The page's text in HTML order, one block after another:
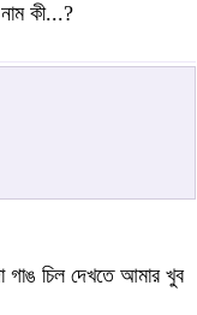
কী...?
গাঙ চিল দেখতে আমার খুব